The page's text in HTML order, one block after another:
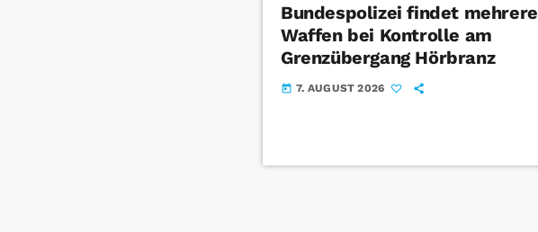
Bundespolizei findet mehrere
Waffen bei Kontrolle am
Grenzübergang Hörbranz
today 7. AUGUST 2026